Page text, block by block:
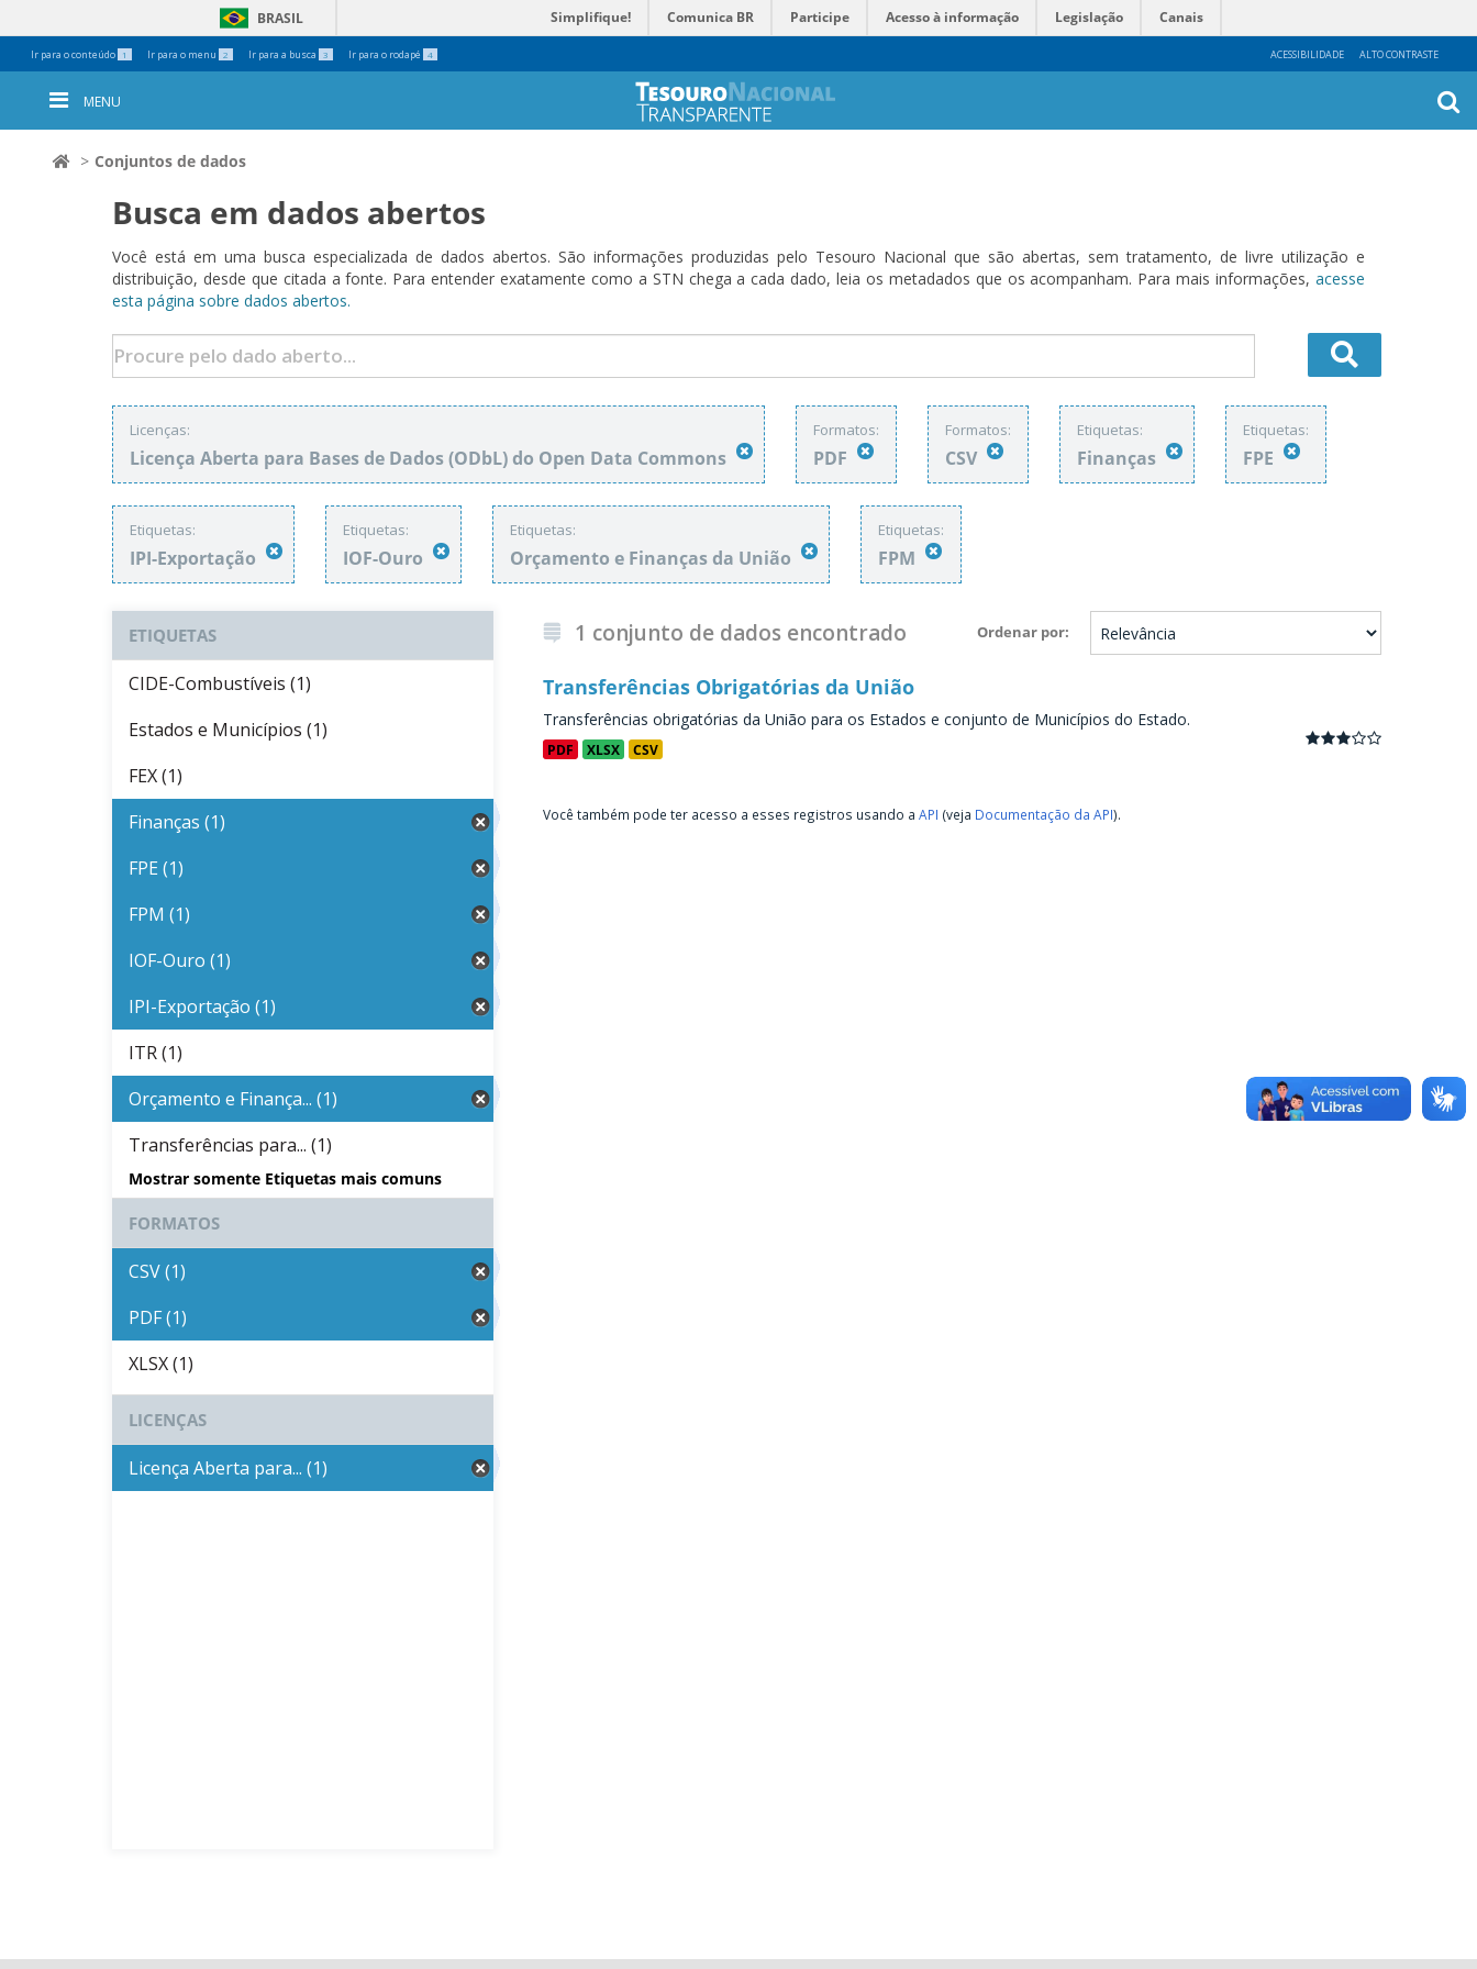
Ir para o conteúdo 1 Ir para o menu 2 Ir para a busca 3 Ir para o rodapé 4 ACESSIBILIDADE ALTO CONTRASTE
BRASIL Simplifique! Comunica BR Participe Acesso à informação Legislação Canais
Ferramentas
Pessoais
MENU
Conjuntos de dados
Busca em dados abertos
Você está em uma busca especializada de dados abertos. São informações produzidas pelo Tesouro Nacional que são abertas, sem tratamento, de livre utilização e
distribuição, desde que citada a fonte. Para entender exatamente como a STN chega a cada dado, leia os metadados que os acompanham. Para mais informações, acesse
esta página sobre dados abertos.
Licenças:
Licença Aberta para Bases de Dados (ODbL) do Open Data Commons
Formatos:
PDF
Formatos:
CSV
Etiquetas:
Finanças
Etiquetas:
FPE
Etiquetas:
IPI-Exportação
Etiquetas:
IOF-Ouro
Etiquetas:
Orçamento e Finanças da União
Etiquetas:
FPM
Ordenar por
1 conjunto de dados encontrado
Transferências Obrigatórias da União
Transferências obrigatórias da União para os Estados e conjunto de Municípios do Estado.
PDF XLSX CSV
Você também pode ter acesso a esses registros usando a API (veja Documentação da API).
ETIQUETAS
CIDE-Combustíveis (1)
Estados e Municípios (1)
FEX (1)
Finanças (1)
FPE (1)
FPM (1)
IOF-Ouro (1)
IPI-Exportação (1)
ITR (1)
Orçamento e Finança... (1)
Transferências para... (1)
Mostrar somente Etiquetas mais comuns
FORMATOS
CSV (1)
PDF (1)
XLSX (1)
LICENÇAS
Licença Aberta para... (1)